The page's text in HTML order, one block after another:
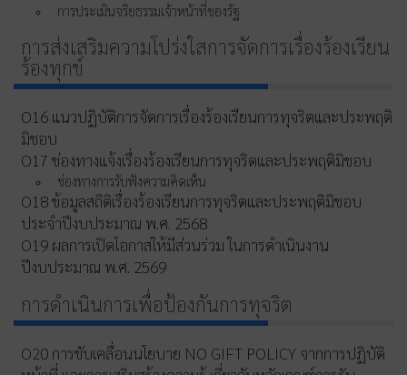
การประเมินจริยธรรมเจ้าหน้าที่ของรัฐ
การส่งเสริมความโปร่งใสการจัดการเรื่องร้องเรียน
ร้องทุกข์
O16 แนวปฏิบัติการจัดการเรื่องร้องเรียนการทุจริตและประพฤติ
มิชอบ
O17 ช่องทางแจ้งเรื่องร้องเรียนการทุจริตและประพฤติมิชอบ
ช่องทางการรับฟังความคิดเห็น
O18 ข้อมูลสถิติเรื่องร้องเรียนการทุจริตและประพฤติมิชอบ
ประจำปีงบประมาณ พ.ศ. 2568
O19 ผลการเปิดโอกาสให้มีส่วนร่วม ในการดำเนินงาน
ปีงบประมาณ พ.ศ. 2569
การดำเนินการเพื่อป้องกันการทุจริต
O20 การขับเคลื่อนนโยบาย NO GIFT POLICY จากการปฏิบัติ